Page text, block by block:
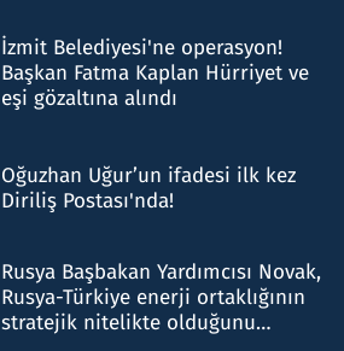
İzmit Belediyesi'ne operasyon!
Başkan Fatma Kaplan Hürriyet ve
eşi gözaltına alındı
Oğuzhan Uğur’un ifadesi ilk kez
Diriliş Postası'nda!
Rusya Başbakan Yardımcısı Novak,
Rusya-Türkiye enerji ortaklığının
stratejik nitelikte olduğunu